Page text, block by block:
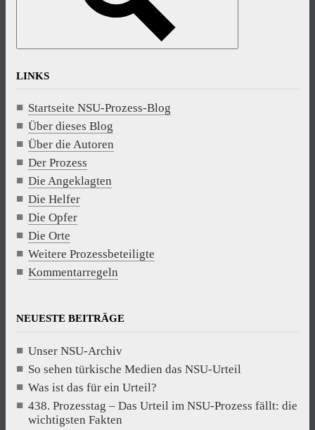
LINKS
Startseite NSU-Prozess-Blog
Über dieses Blog
Über die Autoren
Der Prozess
Die Angeklagten
Die Helfer
Die Opfer
Die Orte
Weitere Prozessbeteiligte
Kommentarregeln
NEUESTE BEITRÄGE
Unser NSU-Archiv
So sehen türkische Medien das NSU-Urteil
Was ist das für ein Urteil?
438. Prozesstag – Das Urteil im NSU-Prozess fällt: die
wichtigsten Fakten